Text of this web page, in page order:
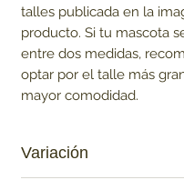
talles publicada en la
producto. Si tu mascota
entre dos medidas,
optar por el talle más
mayor comodidad.
Variación